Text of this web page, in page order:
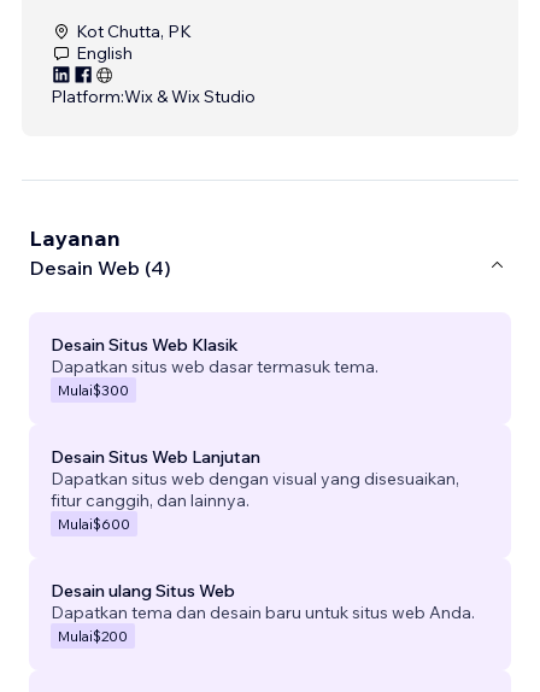
Kot Chutta, PK
English
Platform:Wix & Wix Studio
Layanan
Desain Web (4)
Desain Situs Web Klasik
Dapatkan situs web dasar termasuk tema.
Mulai$300
Desain Situs Web Lanjutan
Dapatkan situs web dengan visual yang disesuaikan,
fitur canggih, dan lainnya.
Mulai$600
Desain ulang Situs Web
Dapatkan tema dan desain baru untuk situs web Anda.
Mulai$200